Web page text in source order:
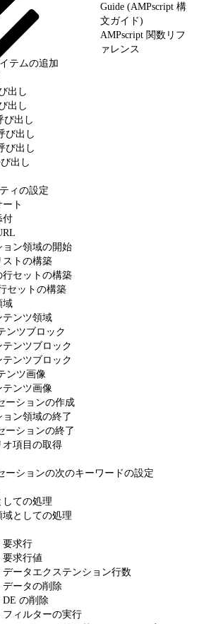
Guide (AMPscript 構
文ガイド)
AMPscript 関数リフ
ァレンス
テムの追加
出し
出し
び出し
び出し
び出し
出し
ィの設定
ト
付
ョン領域の開始
ストの構築
行セットの構築
セットの構築
域
テンツ領域
ンツブロック
ンツブロック
ンツブロック
ンツ画像
テンツ画像
ーションの作成
ン領域の終了
ーションの終了
オ項目の取得
ーションの次のキーワードの設定
しての処理
としての処理
要求行
求行値
ータエクステンション行数
ータの削除
の削除
ィルターの実行